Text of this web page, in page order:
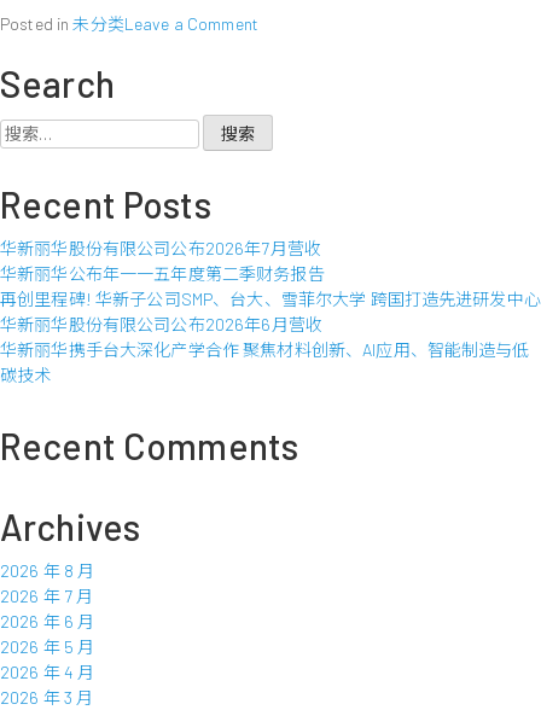
Posted in未分类Leave a Commenton
股
公
司
公
布
2020
营
Search
搜
Recent Posts
华新丽华股份有限公司公布2026年7月营收
华新丽华公布年一一五年度第二季财务报告
再创里程碑! 华新子公司SMP、台大、雪菲尔大学 跨国打造先进研发中心
华新丽华股份有限公司公布2026年6月营收
华新丽华携手台大深化产学合作 聚焦材料创新、AI应用、智能制造与低
碳技术
Recent Comments
Archives
2026 年 8 月
2026 年 7 月
2026 年 6 月
2026 年 5 月
2026 年 4 月
2026 年 3 月